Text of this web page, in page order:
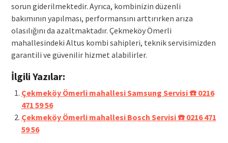
sorun giderilmektedir. Ayrıca, kombinizin düzenli
bakımının yapılması, performansını arttırırken arıza
olasılığını da azaltmaktadır. Çekmeköy Ömerli
mahallesindeki Altus kombi sahipleri, teknik servisimizden
garantili ve güvenilir hizmet alabilirler.
İlgili Yazılar:
Çekmeköy Ömerli mahallesi Samsung Servisi ☎️ 0216
471 59 56
Çekmeköy Ömerli mahallesi Bosch Servisi ☎️ 0216 471
59 56